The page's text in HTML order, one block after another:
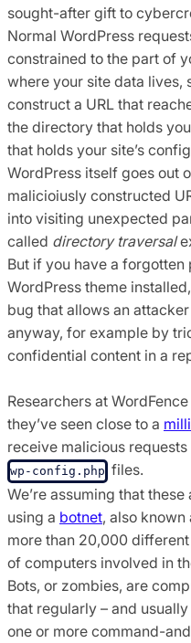
sought-after gift to
Normal WordPress
constrained to the part of
where your site data lives,
construct a URL that
the directory that holds
that holds your site’s
WordPress itself goes out
malicioiusly constructed
into visiting unexpected
called directory traversal
But if you have a
WordPress theme
bug that allows an
anyway, for example by
confidential content in a
Researchers at
they’ve seen close to a
receive malicious
wp-config.php files.
We’re assuming that
using a botnet, also known
more than 20,000
of computers involved in
Bots, or zombies, are
that regularly – and
one or more command-